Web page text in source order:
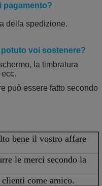
pagamento?
della spedizione.
voi sostenere?
la timbratura
può essere fatto secondo
bene il vostro affare
le merci secondo la
come amico.